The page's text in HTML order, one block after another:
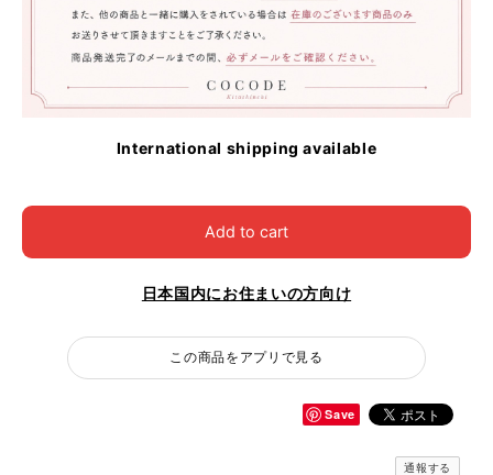
International shipping available
Add to cart
日本国内にお住まいの方向け
この商品をアプリで見る
Save
通報する